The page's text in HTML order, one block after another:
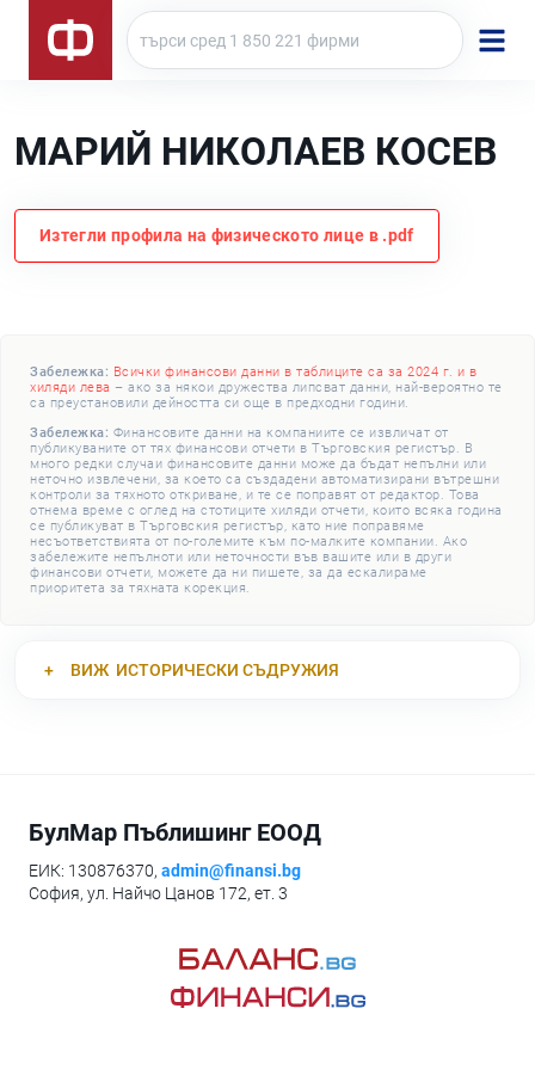
МАРИЙ НИКОЛАЕВ КОСЕВ
Изтегли профила на физическото лице в .pdf
Забележка: Всички финансови данни в таблиците са за 2024 г. и в
хиляди лева – ако за някои дружества липсват данни, най-вероятно те
са преустановили дейността си още в предходни години.
Забележка: Финансовите данни на компаниите се извличат от
публикуваните от тях финансови отчети в Търговския регистър. В
много редки случаи финансовите данни може да бъдат непълни или
неточно извлечени, за което са създадени автоматизирани вътрешни
контроли за тяхното откриване, и те се поправят от редактор. Това
отнема време с оглед на стотиците хиляди отчети, които всяка година
се публикуват в Търговския регистър, като ние поправяме
несъответствията от по-големите към по-малките компании. Ако
забележите непълноти или неточности във вашите или в други
финансови отчети, можете да ни пишете, за да ескалираме
приоритета за тяхната корекция.
ВИЖ ИСТОРИЧЕСКИ СЪДРУЖИЯ
БулМар Пъблишинг ЕООД
ЕИК: 130876370, admin@finansi.bg
София, ул. Найчо Цанов 172, ет. 3